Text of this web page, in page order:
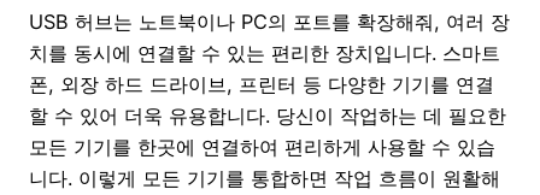
USB 허브는 노트북이나 PC의 포트를 확장해줘, 여러 장
치를 동시에 연결할 수 있는 편리한 장치입니다. 스마트
폰, 외장 하드 드라이브, 프린터 등 다양한 기기를 연결
할 수 있어 더욱 유용합니다. 당신이 작업하는 데 필요한
모든 기기를 한곳에 연결하여 편리하게 사용할 수 있습
니다. 이렇게 모든 기기를 통합하면 작업 흐름이 원활해